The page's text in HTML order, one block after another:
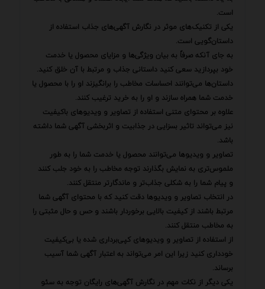
است.
یکی از تکنیک‌های موثر در نگارش آگهی‌های جذاب استفاده از
داستان‌گویی است.
به جای آنکه صرفاً به بیان ویژگی‌ها و مزایای محصول یا خدمت
خود بپردازید سعی کنید داستانی جذاب و مرتبط با آن خلق کنید.
داستان‌ها می‌توانند احساسات مخاطب را برانگیزند او را با محصول یا
خدمت شما همراه سازند و او را به خرید ترغیب کنند.
علاوه بر محتوای متنی استفاده از تصاویر و ویدیوهای باکیفیت
نیز می‌تواند تاثیر بسزایی در جذابیت و اثربخشی آگهی شما داشته
باشد.
تصاویر و ویدیوها می‌توانند محصول یا خدمت شما را به طور
ملموس‌تری به نمایش بگذارند توجه مخاطب را به خود جلب کنند
و پیام شما را به شکلی جذاب‌تر و ماندگارتر منتقل کنند.
در انتخاب تصاویر و ویدیوها دقت کنید که با محتوای آگهی شما
مرتبط باشند از کیفیت بالایی برخوردار باشند و حس و حال مثبتی را
به مخاطب منتقل کنند.
از استفاده از تصاویر و ویدیوهای کپی‌برداری شده یا بی‌کیفیت
خودداری کنید زیرا این امر می‌تواند به اعتبار آگهی شما آسیب
برساند.
یکی دیگر از نکات مهم در نگارش آگهی‌های رایگان توجه به سئو